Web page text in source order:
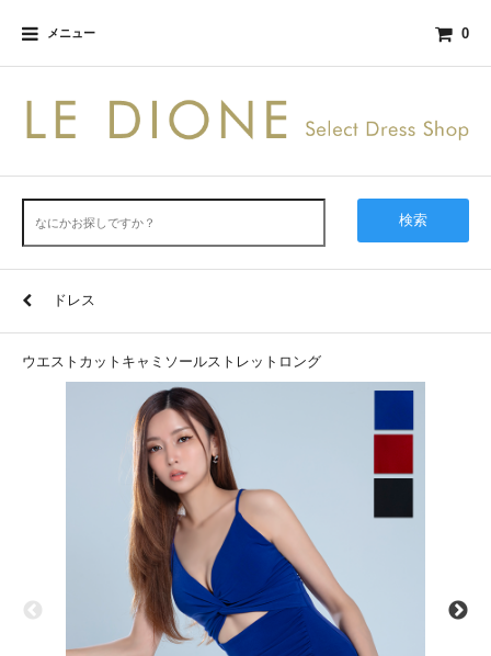
メニュー 0
検索
ドレス
ウエストカットキャミソールストレットロング